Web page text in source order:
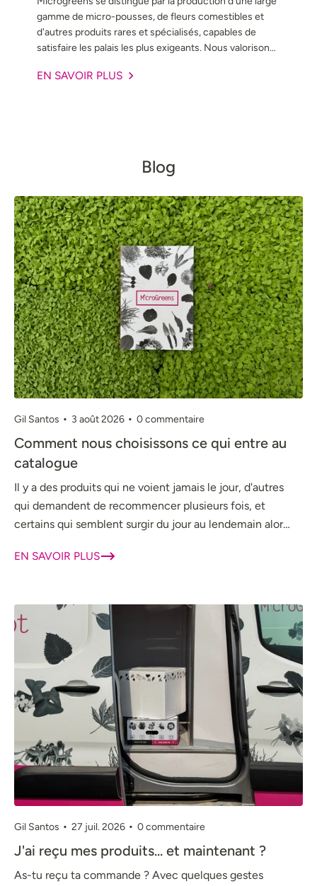
gamme de micro-pousses, de fleurs comestibles et
d'autres produits rares et spécialisés, capables de
satisfaire les palais les plus exigeants. Nous valorisons
nos produits sont récoltés à la main, garantissant que
nous une référence dans l'hôtellerie, la restauration et
EN SAVOIR PLUS
Blog
Gil Santos 3 août 2026 0 commentaire
Comment nous choisissons ce qui entre au
catalogue
Il y a des produits qui ne voient jamais le jour, d'autres
qui demandent de recommencer plusieurs fois, et
certains qui semblent surgir du jour au lendemain alors
EN SAVOIR PLUS
Gil Santos 27 juil. 2026 0 commentaire
J'ai reçu mes produits... et maintenant ?
As-tu reçu ta commande ? Avec quelques gestes